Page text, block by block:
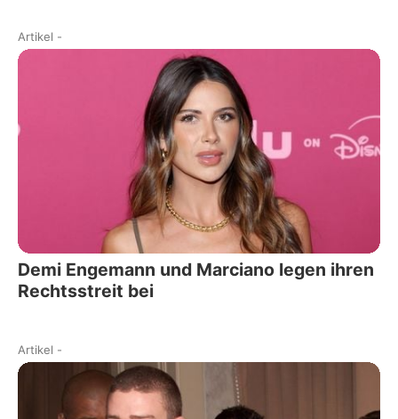
Artikel -
Demi Engemann und Marciano legen ihren
Rechtsstreit bei
Artikel -